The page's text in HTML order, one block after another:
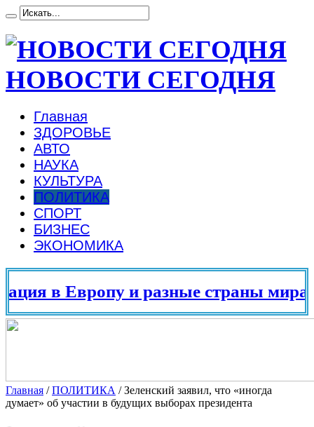
НОВОСТИ СЕГОДНЯ
Главная
ЗДОРОВЬЕ
АВТО
НАУКА
КУЛЬТУРА
ПОЛИТИКА
СПОРТ
БИЗНЕС
ЭКОНОМИКА
в Европу и разные страны мира в
Главная /ПОЛИТИКА /Зеленский заявил, что «иногда
думает» об участии в будущих выборах президента